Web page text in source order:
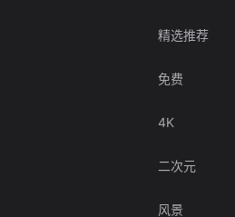
精选推荐
免费
4K
二次元
风景